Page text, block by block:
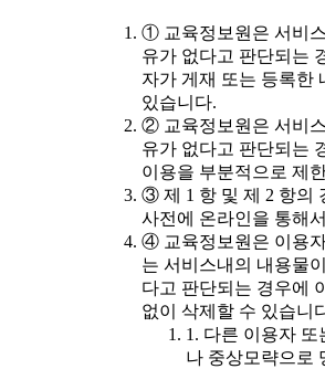
① 교육정보원은 서비
유가 없다고 판단되는
자가 게재 또는 등록한
있습니다.
② 교육정보원은 서비
유가 없다고 판단되는
이용을 부분적으로 제
③ 제 1 항 및 제 2 항의
사전에 온라인을 통해
④ 교육정보원은 이용
는 서비스내의 내용물
다고 판단되는 경우에
없이 삭제할 수 있습니
1. 다른 이용자 또
나 중상모략으로